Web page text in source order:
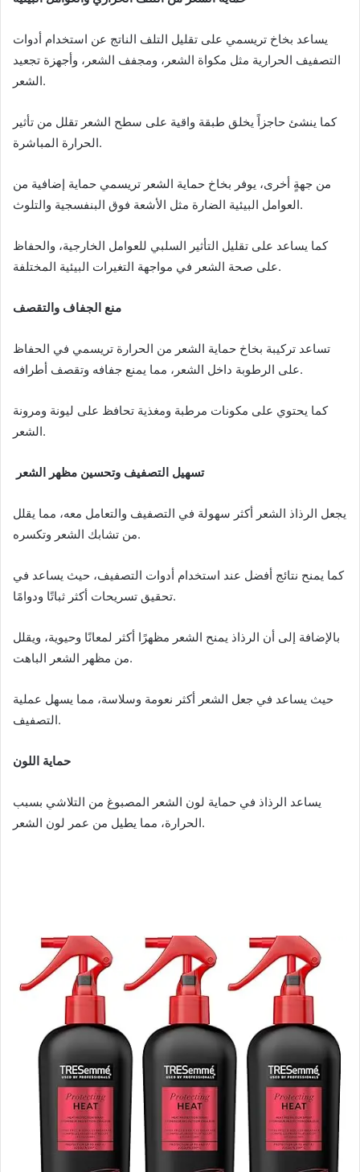
يساعد بخاخ تريسمي على تقليل التلف الناتج عن استخدام أدوات
التصفيف الحرارية مثل مكواة الشعر، ومجفف الشعر، وأجهزة تجعيد
الشعر.
كما ينشئ حاجزاً يخلق طبقة واقية على سطح الشعر تقلل من تأثير
الحرارة المباشرة.
من جهةٍ أخرى، يوفر بخاخ حماية الشعر تريسمي حماية إضافية من
العوامل البيئية الضارة مثل الأشعة فوق البنفسجية والتلوث.
كما يساعد على تقليل التأثير السلبي للعوامل الخارجية، والحفاظ
على صحة الشعر في مواجهة التغيرات البيئية المختلفة.
منع الجفاف والتقصف
تساعد تركيبة بخاخ حماية الشعر من الحرارة تريسمي في الحفاظ
على الرطوبة داخل الشعر، مما يمنع جفافه وتقصف أطرافه.
كما يحتوي على مكونات مرطبة ومغذية تحافظ على ليونة ومرونة
الشعر.
تسهيل التصفيف وتحسين مظهر الشعر
يجعل الرذاذ الشعر أكثر سهولة في التصفيف والتعامل معه، مما يقلل
من تشابك الشعر وتكسره.
كما يمنح نتائج أفضل عند استخدام أدوات التصفيف، حيث يساعد في
تحقيق تسريحات أكثر ثباتًا ودوامًا.
بالإضافة إلى أن الرذاذ يمنح الشعر مظهرًا أكثر لمعانًا وحيوية، ويقلل
من مظهر الشعر الباهت.
حيث يساعد في جعل الشعر أكثر نعومة وسلاسة، مما يسهل عملية
التصفيف.
حماية اللون
يساعد الرذاذ في حماية لون الشعر المصبوغ من التلاشي بسبب
الحرارة، مما يطيل من عمر لون الشعر.